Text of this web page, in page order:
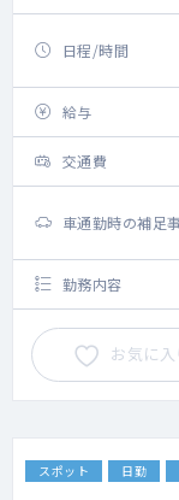
日程/時間
給与
交通費
車通勤時の補足
勤務内容
お気に入
スポット 日勤